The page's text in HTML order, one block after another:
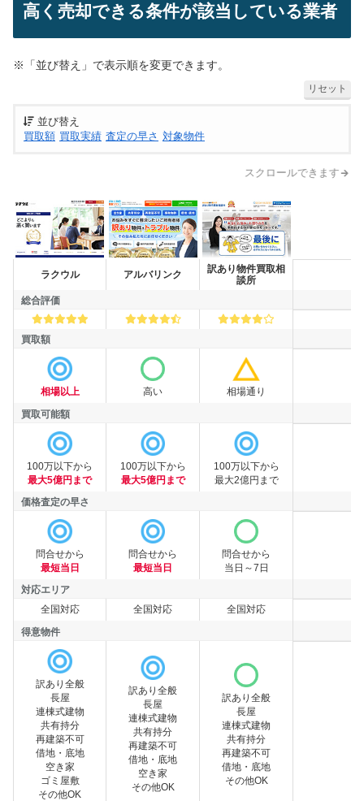
高く売却できる条件が該当している業者
※「並び替え」で表示順を変更できます。
リセット
並び替え
買取額 買取実績 査定の早さ 対象物件
スクロールできます
買取業者
総合評価
総合評価
買取額
買取額
買取可能額
買取可能額
価格査定の早さ
価格査定の早さ
対応エリア
対応エリア
得意物件
得意物件
ラクウル
相場以上
100万以下から
最大5億円まで
問合せから
最短当日
全国対応
訳あり全般
長屋
連棟式建物
共有持分
再建築不可
借地・底地
空き家
ゴミ屋敷
その他OK
アルバリンク
高い
100万以下から
最大5億円まで
問合せから
最短当日
全国対応
訳あり全般
長屋
連棟式建物
共有持分
再建築不可
借地・底地
空き家
その他OK
訳あり物件買取相
談所
相場通り
100万以下から
最大2億円まで
問合せから
当日～7日
全国対応
訳あり全般
長屋
連棟式建物
共有持分
再建築不可
借地・底地
その他OK